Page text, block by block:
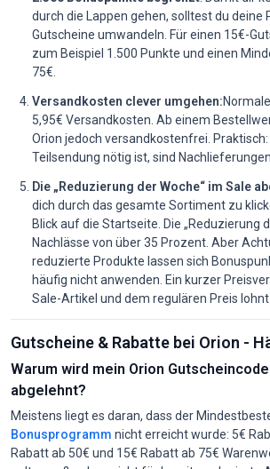
durch die Lappen gehen, solltest du deine
Gutscheine umwandeln. Für einen 15€-
zum Beispiel 1.500 Punkte und einen
75€.
Versandkosten clever umgehen:
5,95€ Versandkosten. Ab einem
Orion jedoch versandkostenfrei. Praktisch:
Teilsendung nötig ist, sind
Die „Reduzierung der Woche“ im Sale
dich durch das gesamte Sortiment zu
Blick auf die Startseite. Die „Reduzierung
Nachlässe von über 35 Prozent. Aber
reduzierte Produkte lassen sich
häufig nicht anwenden. Ein kurzer
Sale-Artikel und dem regulären Preis
Gutscheine & Rabatte bei Orion -
Warum wird mein Orion
abgelehnt?
Meistens liegt es daran, dass der
Bonusprogramm nicht erreicht wurde: 5€
Rabatt ab 50€ und 15€ Rabatt ab 75€